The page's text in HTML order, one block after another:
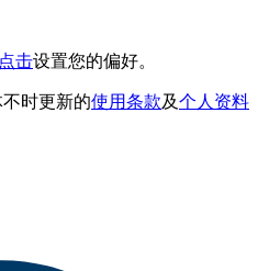
点击设置您的偏好。
时更新的使用条款及个人资料